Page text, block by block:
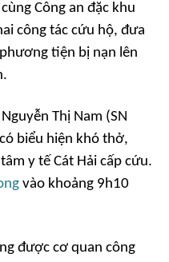
Công an đặc khu
công tác cứu hộ, đưa
tiện bị nạn lên
Thị Nam (SN
biểu hiện khó thở,
y tế Cát Hải cấp cứu.
vào khoảng 9h10
được cơ quan công